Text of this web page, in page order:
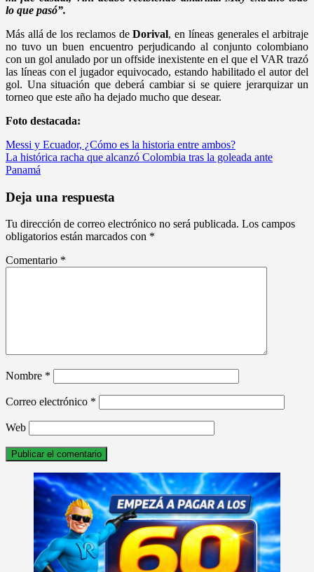
lo que pasó”.
Más allá de los reclamos deDorival, en líneas generales el arbitraje
no tuvo un buen encuentro perjudicando al conjunto colombiano
con un gol anulado por un offside inexistente en el que el VAR trazó
las líneas con el jugador equivocado, estando habilitado el autor del
gol. Una situación que deberá cambiar si se quiere jerarquizar un
torneo que este año ha dejado mucho que desear.
Foto destacada:
Navegación
de
Messi y Ecuador, ¿Cómo es la historia entre ambos?
La histórica racha que alcanzó Colombia tras la goleada ante
Panamá
Deja una respuesta
Tu dirección de correo electrónico no será publicada. Los campos
obligatorios están marcados con *
Comentario *
Nombre *
Correo electrónico *
Web